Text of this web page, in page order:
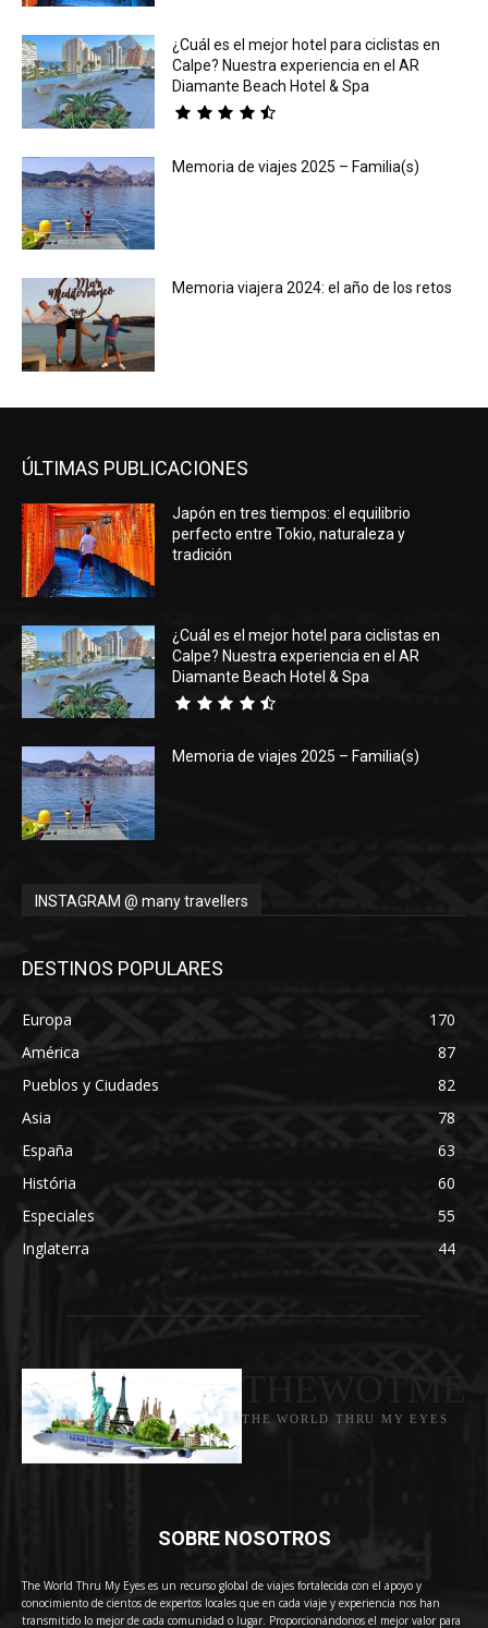
¿Cuál es el mejor hotel para ciclistas en
Calpe? Nuestra experiencia en el AR
Diamante Beach Hotel & Spa
Memoria de viajes 2025 – Familia(s)
Memoria viajera 2024: el año de los retos
ÚLTIMAS PUBLICACIONES
Japón en tres tiempos: el equilibrio
perfecto entre Tokio, naturaleza y
tradición
¿Cuál es el mejor hotel para ciclistas en
Calpe? Nuestra experiencia en el AR
Diamante Beach Hotel & Spa
Memoria de viajes 2025 – Familia(s)
INSTAGRAM @ many travellers
DESTINOS POPULARES
Europa
170
América
87
Pueblos y Ciudades
82
Asia
78
España
63
História
60
Especiales
55
Inglaterra
44
THE WORLD THRU MY EYES
SOBRE NOSOTROS
The World Thru My Eyes es un recurso global de viajes fortalecida con el apoyo y
conocimiento de cientos de expertos locales que en cada viaje y experiencia nos han
transmitido lo mejor de cada comunidad o lugar. Proporcionándonos el mejor valor para